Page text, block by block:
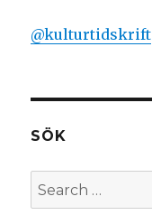
@kulturtidskrift
SÖK
Search
for: